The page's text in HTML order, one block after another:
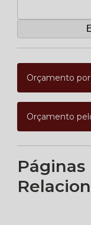
Orçamento
Orçamento
Páginas